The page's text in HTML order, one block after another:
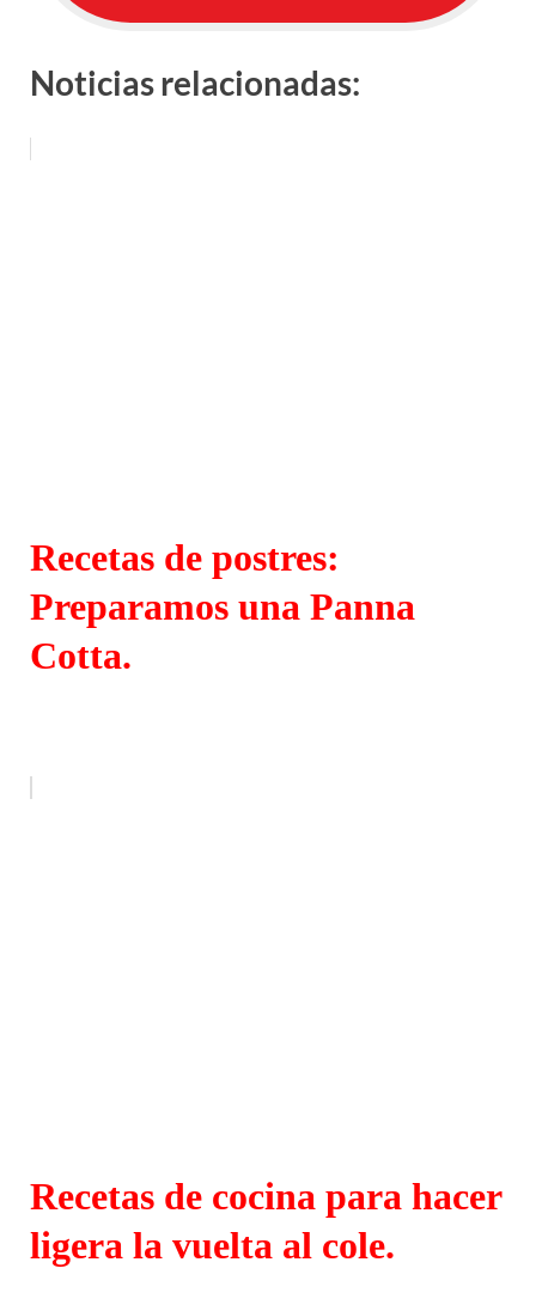
Noticias relacionadas:
Recetas de postres:
Preparamos una Panna
Cotta.
Recetas de cocina para hacer
ligera la vuelta al cole.